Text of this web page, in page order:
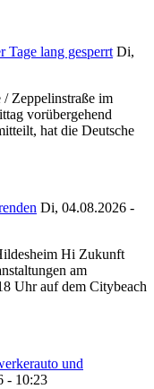
Tage lang gesperrt Di,
/ Zeppelinstraße im
vorübergehend
hat die Deutsche
Di, 04.08.2026 -
Hi Zukunft
am
Uhr auf dem Citybeach
und
- 10:23